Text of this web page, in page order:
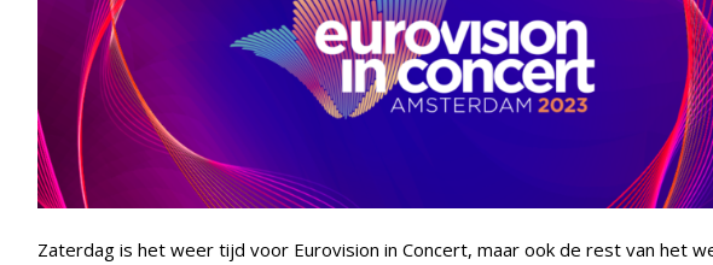
Zaterdag is het weer tijd voor Eurovision in Concert, maar ook de rest van het